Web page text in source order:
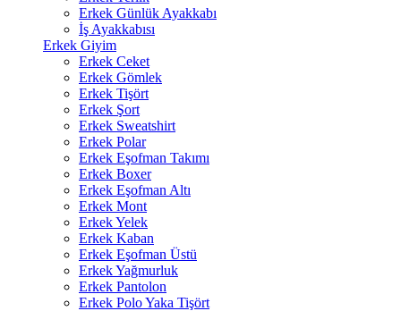
Erkek Günlük Ayakkabı
İş Ayakkabısı
Erkek Giyim
Erkek Ceket
Erkek Gömlek
Erkek Tişört
Erkek Şort
Erkek Sweatshirt
Erkek Polar
Erkek Eşofman Takımı
Erkek Boxer
Erkek Eşofman Altı
Erkek Mont
Erkek Yelek
Erkek Kaban
Erkek Eşofman Üstü
Erkek Yağmurluk
Erkek Pantolon
Erkek Polo Yaka Tişört